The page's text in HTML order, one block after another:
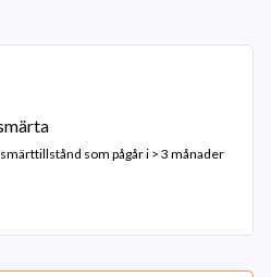
som pågår i > 3 månader